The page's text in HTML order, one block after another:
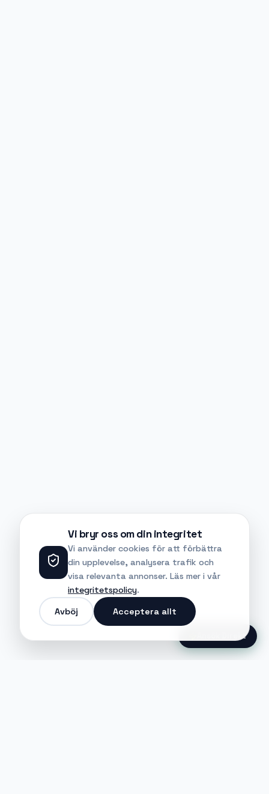
Ansök Direkt
Vi bryr oss om din integritet
Vi använder cookies för att förbättra
din upplevelse, analysera trafik och
visa relevanta annonser. Läs mer i vår
integritetspolicy.
Avböj
Acceptera allt